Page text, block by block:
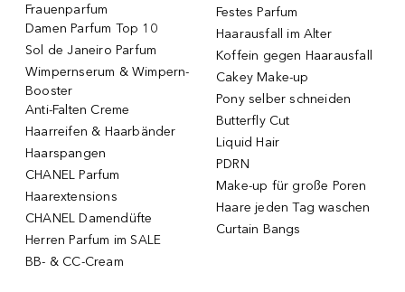
Frauenparfum
Damen Parfum Top 10
Sol de Janeiro Parfum
Wimpernserum & Wimpern-
Booster
Anti-Falten Creme
Haarreifen & Haarbänder
Haarspangen
CHANEL Parfum
Haarextensions
CHANEL Damendüfte
Herren Parfum im SALE
BB- & CC-Cream
Festes Parfum
Haarausfall im Alter
Koffein gegen Haarausfall
Cakey Make-up
Pony selber schneiden
Butterfly Cut
Liquid Hair
PDRN
Make-up für große Poren
Haare jeden Tag waschen
Curtain Bangs